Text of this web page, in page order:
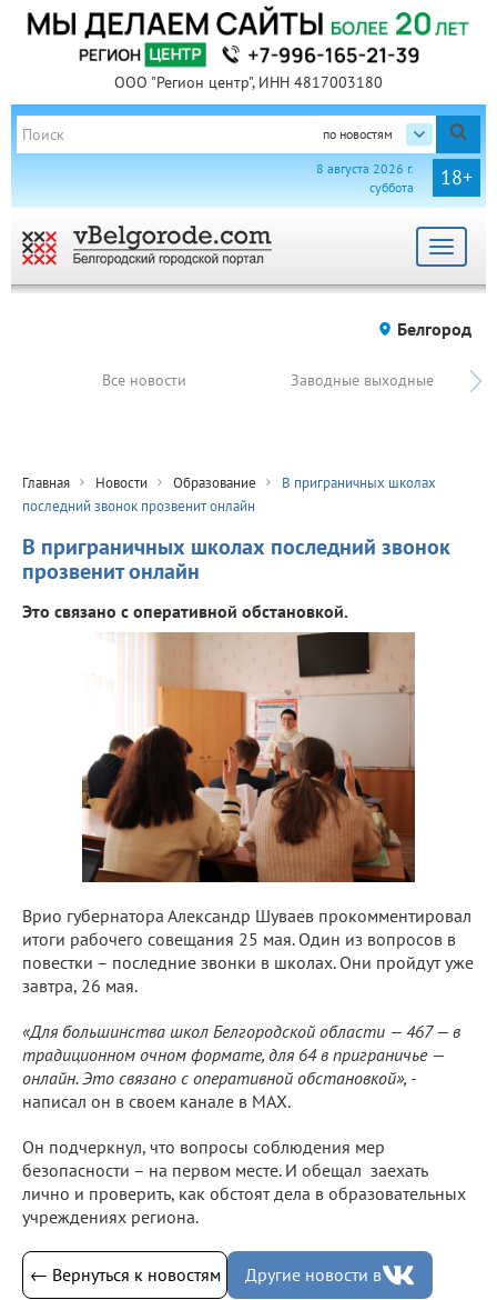
ООО "Регион центр", ИНН 4817003180
по новостям
18+
8 августа 2026 г.
суббота
Toggle
Белгород
Все новости Заводные выходные
Главная Новости Образование
В приграничных школах
последний звонок прозвенит онлайн
В приграничных школах последний звонок
прозвенит онлайн
Это связано с оперативной обстановкой.
Врио губернатора Александр Шуваев прокомментировал
итоги рабочего совещания 25 мая. Один из вопросов в
повестки – последние звонки в школах. Они пройдут уже
завтра, 26 мая.
«Для большинства школ Белгородской области — 467 — в
традиционном очном формате, для 64 в приграничье —
онлайн. Это связано с оперативной обстановкой», -
написал он в своем канале в МАХ.
Он подчеркнул, что вопросы соблюдения мер
безопасности – на первом месте. И обещал заехать
лично и проверить, как обстоят дела в образовательных
учреждениях региона.
← Вернуться к новостям Другие новости в